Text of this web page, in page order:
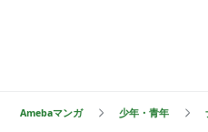
Amebaマンガ 少年・青年